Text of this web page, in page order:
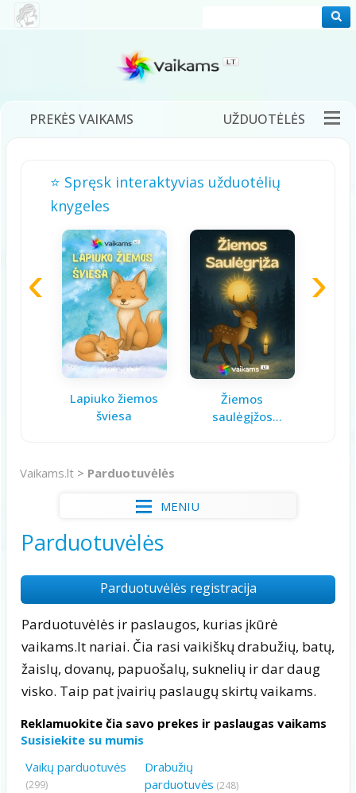
PREKĖS VAIKAMS UŽDUOTĖLĖS
DĖLIONĖS ŽAIDIMAI DAINELĖS
TĖVAMS
⭐ Spręsk interaktyvias užduotėlių
knygeles
Lapiuko žiemos
šviesa
Žiemos
saulėgįžos
Vaikams.lt > Parduotuvėlės
MENIU
Parduotuvėlės
Parduotuvėlės registracija
Parduotuvėlės ir paslaugos, kurias įkūrė
vaikams.lt nariai. Čia rasi vaikiškų drabužių, batų,
žaislų, dovanų, papuošalų, suknelių ir dar daug
visko. Taip pat įvairių paslaugų skirtų vaikams.
Reklamuokite čia savo prekes ir paslaugas vaikams
Susisiekite su mumis
Vaikų parduotuvės
(299)
Drabužių
parduotuvės (248)